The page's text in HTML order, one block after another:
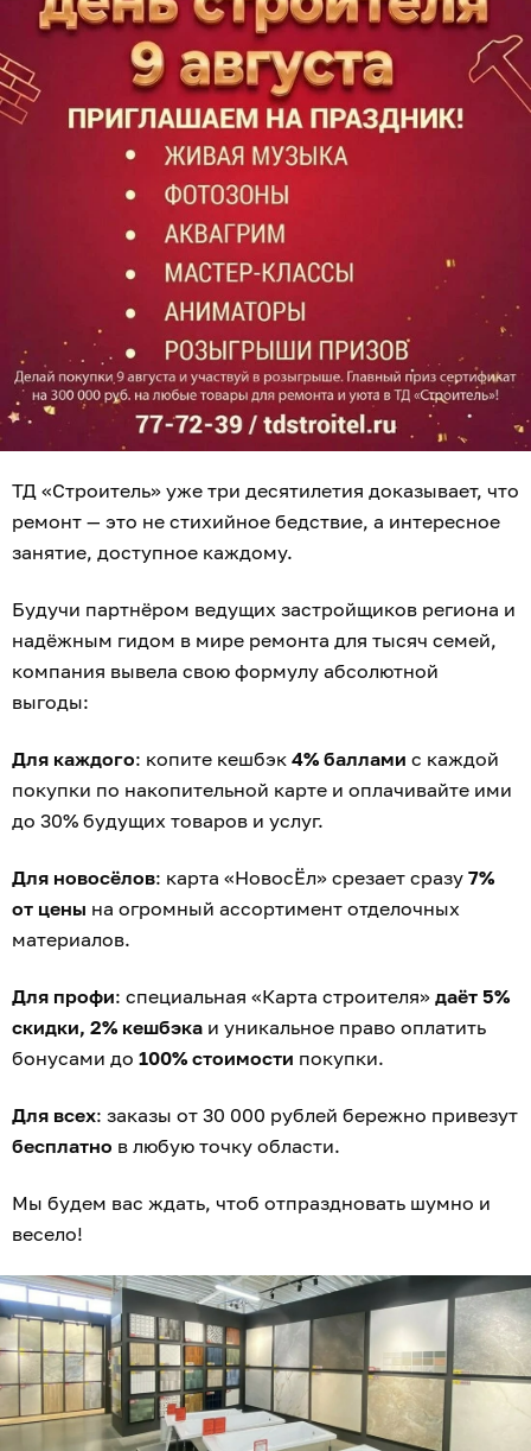
ТД «Строитель» уже три десятилетия доказывает, что
ремонт — это не стихийное бедствие, а интересное
занятие, доступное каждому.
Будучи партнёром ведущих застройщиков региона и
надёжным гидом в мире ремонта для тысяч семей,
компания вывела свою формулу абсолютной
выгоды:
Для каждого: копите кешбэк 4% баллами с каждой
покупки по накопительной карте и оплачивайте ими
до 30% будущих товаров и услуг.
Для новосёлов: карта «НовосЁл» срезает сразу 7%
от цены на огромный ассортимент отделочных
материалов.
Для профи: специальная «Карта строителя» даёт 5%
скидки, 2% кешбэка и уникальное право оплатить
бонусами до 100% стоимости покупки.
Для всех: заказы от 30 000 рублей бережно привезут
бесплатно в любую точку области.
Мы будем вас ждать, чтоб отпраздновать шумно и
весело!